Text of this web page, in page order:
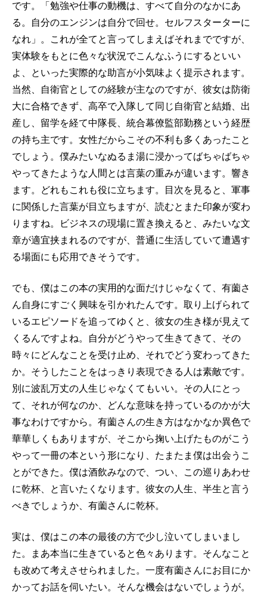
です。「勉強や仕事の動機は、すべて自分のなかにあ
る。自分のエンジンは自分で回せ。セルフスターターに
なれ」。これが全てと言ってしまえばそれまでですが、
実体験をもとに色々な状況でこんなふうにするといい
よ、といった実際的な助言が小気味よく提示されます。
当然、自衛官としての経験が主なのですが、彼女は防衛
大に合格できず、高卒で入隊して同じ自衛官と結婚、出
産し、留学を経て中隊長、統合幕僚監部勤務という経歴
の持ち主です。女性だからこその不利も多くあったこと
でしょう。僕みたいなぬるま湯に浸かってばちゃばちゃ
やってきたような人間とは言葉の重みが違います。響き
ます。どれもこれも役に立ちます。目次を見ると、軍事
に関係した言葉が目立ちますが、読むとまた印象が変わ
りますね。ビジネスの現場に置き換えると、みたいな文
章が適宜挟まれるのですが、普通に生活していて遭遇す
る場面にも応用できそうです。
でも、僕はこの本の実用的な面だけじゃなくて、有薗さ
ん自身にすごく興味を引かれたんです。取り上げられて
いるエピソードを追ってゆくと、彼女の生き様が見えて
くるんですよね。自分がどうやって生きてきて、その
時々にどんなことを受け止め、それでどう変わってきた
か。そうしたことをはっきり表現できる人は素敵です。
別に波乱万丈の人生じゃなくてもいい。その人にとっ
て、それが何なのか、どんな意味を持っているのかが大
事なわけですから。有薗さんの生き方はなかなか異色で
華華しくもありますが、そこから掬い上げたものがこう
やって一冊の本という形になり、たまたま僕は出会うこ
とができた。僕は酒飲みなので、つい、この巡りあわせ
に乾杯、と言いたくなります。彼女の人生、半生と言う
べきでしょうか、有薗さんに乾杯。
実は、僕はこの本の最後の方で少し泣いてしまいまし
た。まあ本当に生きていると色々あります。そんなこと
も改めて考えさせられました。一度有薗さんにお目にか
かってお話を伺いたい。そんな機会はないでしょうが。